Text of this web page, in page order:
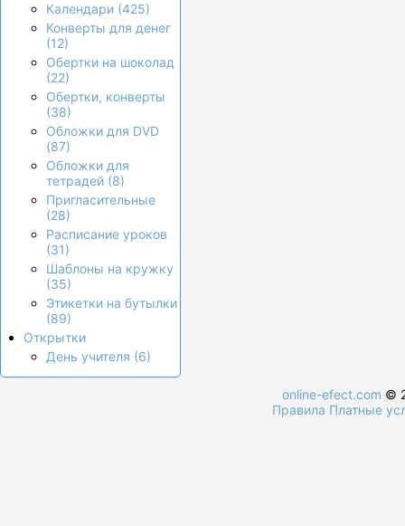
Календари (425)
Конверты для денег
(12)
Обертки на шоколад
(22)
Обертки, конверты
(38)
Обложки для DVD
(87)
Обложки для
тетрадей (8)
Пригласительные
(28)
Расписание уроков
(31)
Шаблоны на кружку
(35)
Этикетки на бутылки
(89)
Открытки
День учителя (6)
online-efect.com ©
Правила Платные